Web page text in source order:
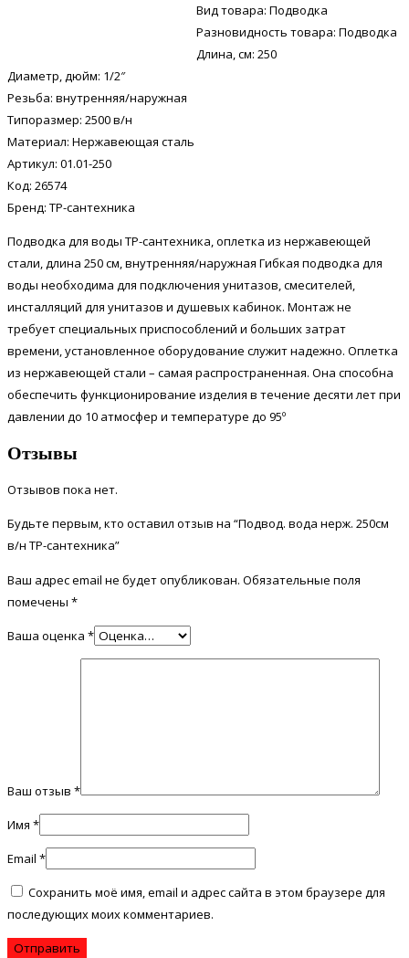
Вид товара: Подводка
Разновидность товара: Подводка
Длина, см: 250
Диаметр, дюйм: 1/2″
Резьба: внутренняя/наружная
Типоразмер: 2500 в/н
Материал: Нержавеющая сталь
Артикул: 01.01-250
Код: 26574
Бренд: ТР-сантехника
Подводка для воды ТР-сантехника, оплетка из нержавеющей
стали, длина 250 см, внутренняя/наружная Гибкая подводка для
воды необходима для подключения унитазов, смесителей,
инсталляций для унитазов и душевых кабинок. Монтаж не
требует специальных приспособлений и больших затрат
времени, установленное оборудование служит надежно. Оплетка
из нержавеющей стали – самая распространенная. Она способна
обеспечить функционирование изделия в течение десяти лет при
давлении до 10 атмосфер и температуре до 95º
Отзывы
Отзывов пока нет.
Будьте первым, кто оставил отзыв на “Подвод. вода нерж. 250см
в/н ТР-сантехника”
Ваш адрес email не будет опубликован. Обязательные поля
помечены *
Ваша оценка *
Ваш отзыв *
Имя *
Email *
Сохранить моё имя, email и адрес сайта в этом браузере для
последующих моих комментариев.